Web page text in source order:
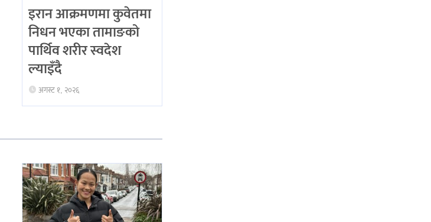
इरान आक्रमणमा कुवेतमा
निधन भएका तामाङको
पार्थिव शरीर स्वदेश
ल्याइँदै
अगस्ट १, २०२६